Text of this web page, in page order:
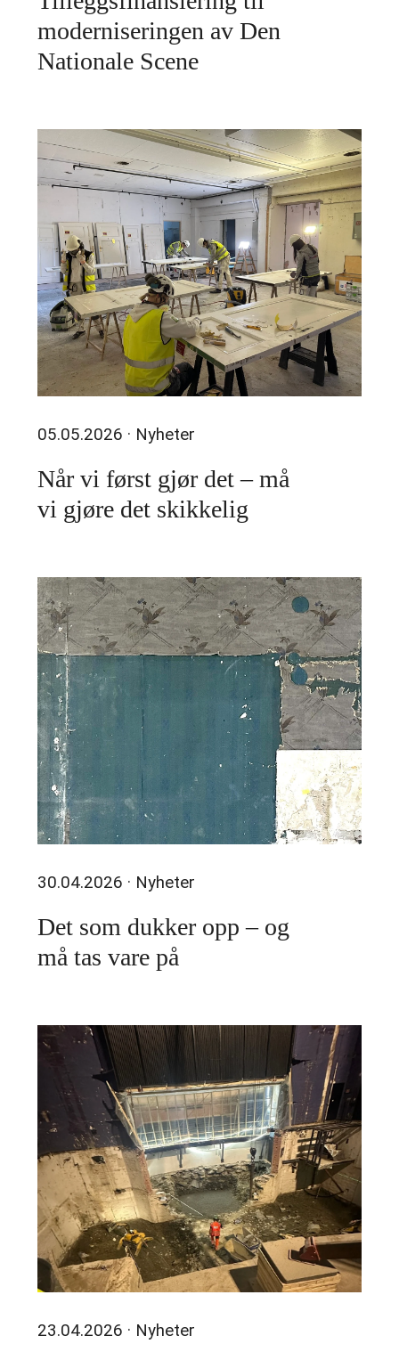
moderniseringen av Den
Nationale Scene
05.05.2026 · Nyheter
Når vi først gjør det – må
vi gjøre det skikkelig
30.04.2026 · Nyheter
Det som dukker opp – og
må tas vare på
23.04.2026 · Nyheter